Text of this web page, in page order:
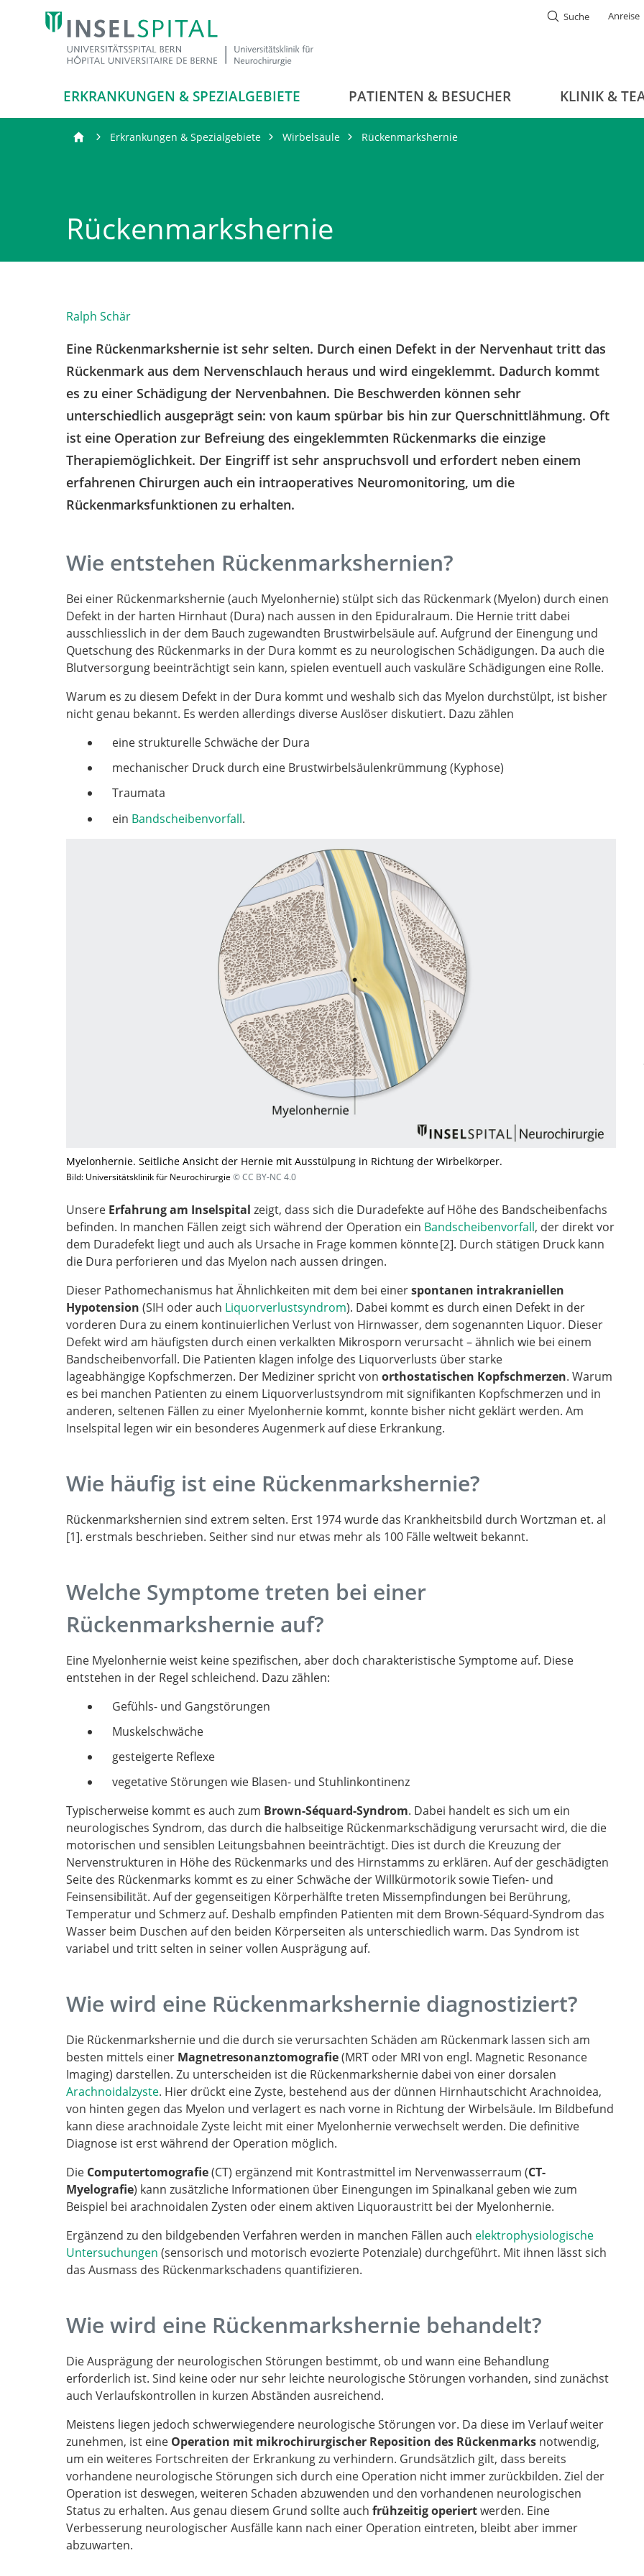
Suche Anreise
ERKRANKUNGEN & SPEZIALGEBIETE PATIENTEN & BESUCHER KLINIK &
Erkrankungen & Spezialgebiete Wirbelsäule Rückenmarkshernie
Rückenmarkshernie
Ralph Schär
Eine Rückenmarkshernie ist sehr selten. Durch einen Defekt in der Nervenhaut tritt das
Rückenmark aus dem Nervenschlauch heraus und wird eingeklemmt. Dadurch kommt
es zu einer Schädigung der Nervenbahnen. Die Beschwerden können sehr
unterschiedlich ausgeprägt sein: von kaum spürbar bis hin zur Querschnittlähmung. Oft
ist eine Operation zur Befreiung des eingeklemmten Rückenmarks die einzige
Therapiemöglichkeit. Der Eingriff ist sehr anspruchsvoll und erfordert neben einem
erfahrenen Chirurgen auch ein intraoperatives Neuromonitoring, um die
Rückenmarksfunktionen zu erhalten.
Wie entstehen Rückenmarkshernien?
Bei einer Rückenmarkshernie (auch Myelonhernie) stülpt sich das Rückenmark (Myelon) durch einen
Defekt in der harten Hirnhaut (Dura) nach aussen in den Epiduralraum. Die Hernie tritt dabei
ausschliesslich in der dem Bauch zugewandten Brustwirbelsäule auf. Aufgrund der Einengung und
Quetschung des Rückenmarks in der Dura kommt es zu neurologischen Schädigungen. Da auch die
Blutversorgung beeinträchtigt sein kann, spielen eventuell auch vaskuläre Schädigungen eine Rolle.
Warum es zu diesem Defekt in der Dura kommt und weshalb sich das Myelon durchstülpt, ist bisher
nicht genau bekannt. Es werden allerdings diverse Auslöser diskutiert. Dazu zählen
eine strukturelle Schwäche der Dura
mechanischer Druck durch eine Brustwirbelsäulenkrümmung (Kyphose)
Traumata
ein Bandscheibenvorfall.
Myelonhernie. Seitliche Ansicht der Hernie mit Ausstülpung in Richtung der Wirbelkörper.
Bild: Universitätsklinik für Neurochirurgie © CC BY-NC 4.0
Unsere Erfahrung am Inselspital zeigt, dass sich die Duradefekte auf Höhe des Bandscheibenfachs
befinden. In manchen Fällen zeigt sich während der Operation ein Bandscheibenvorfall, der direkt vor
dem Duradefekt liegt und auch als Ursache in Frage kommen könnte 2
Disc herniation, occult on preoperative imaging but
visualized microsurgically, as the cause of idiopathic
thoracic spinal cord herniation.
. Durch stätigen Druck kann
die Dura perforieren und das Myelon nach aussen dringen.
Dieser Pathomechanismus hat Ähnlichkeiten mit dem bei einerspontanen intrakraniellen
Hypotension (SIH oder auch Liquorverlustsyndrom). Dabei kommt es durch einen Defekt in der
vorderen Dura zu einem kontinuierlichen Verlust von Hirnwasser, dem sogenannten Liquor. Dieser
Defekt wird am häufigsten durch einen verkalkten Mikrosporn verursacht – ähnlich wie bei einem
Bandscheibenvorfall. Die Patienten klagen infolge des Liquorverlusts über starke
lageabhängige Kopfschmerzen. Der Mediziner spricht von orthostatischen Kopfschmerzen. Warum
es bei manchen Patienten zu einem Liquorverlustsyndrom mit signifikanten Kopfschmerzen und in
anderen, seltenen Fällen zu einer Myelonhernie kommt, konnte bisher nicht geklärt werden. Am
Inselspital legen wir ein besonderes Augenmerk auf diese Erkrankung.
Wie häufig ist eine Rückenmarkshernie?
Rückenmarkshernien sind extrem selten. Erst 1974 wurde das Krankheitsbild durch Wortzman et. al
1
Spontaneous incarcerated herniation of
the spinal cord into a vertebral body: A unique cause
of paraplegia: Case report.
. erstmals beschrieben. Seither sind nur etwas mehr als 100 Fälle weltweit bekannt.
Welche Symptome treten bei einer
Rückenmarkshernie auf?
Eine Myelonhernie weist keine spezifischen, aber doch charakteristische Symptome auf. Diese
entstehen in der Regel schleichend. Dazu zählen:
Gefühls- und Gangstörungen
Muskelschwäche
gesteigerte Reflexe
vegetative Störungen wie Blasen- und Stuhlinkontinenz
Typischerweise kommt es auch zum Brown-Séquard-Syndrom. Dabei handelt es sich um ein
neurologisches Syndrom, das durch die halbseitige Rückenmarkschädigung verursacht wird, die die
motorischen und sensiblen Leitungsbahnen beeinträchtigt. Dies ist durch die Kreuzung der
Nervenstrukturen in Höhe des Rückenmarks und des Hirnstamms zu erklären. Auf der geschädigten
Seite des Rückenmarks kommt es zu einer Schwäche der Willkürmotorik sowie Tiefen- und
Feinsensibilität. Auf der gegenseitigen Körperhälfte treten Missempfindungen bei Berührung,
Temperatur und Schmerz auf. Deshalb empfinden Patienten mit dem Brown-Séquard-Syndrom das
Wasser beim Duschen auf den beiden Körperseiten als unterschiedlich warm. Das Syndrom ist
variabel und tritt selten in seiner vollen Ausprägung auf.
Wie wird eine Rückenmarkshernie diagnostiziert?
Die Rückenmarkshernie und die durch sie verursachten Schäden am Rückenmark lassen sich am
besten mittels einer Magnetresonanztomografie(MRT oder MRI von engl. Magnetic Resonance
Imaging) darstellen. Zu unterscheiden ist die Rückenmarkshernie dabei von einer dorsalen
Arachnoidalzyste. Hier drückt eine Zyste, bestehend aus der dünnen Hirnhautschicht Arachnoidea,
von hinten gegen das Myelon und verlagert es nach vorne in Richtung der Wirbelsäule. Im Bildbefund
kann diese arachnoidale Zyste leicht mit einer Myelonhernie verwechselt werden. Die definitive
Diagnose ist erst während der Operation möglich.
Die Computertomografie(CT) ergänzend mit Kontrastmittel im Nervenwasserraum (CT-
Myelografie) kann zusätzliche Informationen über Einengungen im Spinalkanal geben wie zum
Beispiel bei arachnoidalen Zysten oder einem aktiven Liquoraustritt bei der Myelonhernie.
Ergänzend zu den bildgebenden Verfahren werden in manchen Fällen auch elektrophysiologische
Untersuchungen (sensorisch und motorisch evozierte Potenziale) durchgeführt. Mit ihnen lässt sich
das Ausmass des Rückenmarkschadens quantifizieren.
Wie wird eine Rückenmarkshernie behandelt?
Die Ausprägung der neurologischen Störungen bestimmt, ob und wann eine Behandlung
erforderlich ist. Sind keine oder nur sehr leichte neurologische Störungen vorhanden, sind zunächst
auch Verlaufskontrollen in kurzen Abständen ausreichend.
Meistens liegen jedoch schwerwiegendere neurologische Störungen vor. Da diese im Verlauf weiter
zunehmen, ist eine Operation mit mikrochirurgischer Reposition des Rückenmarks notwendig,
um ein weiteres Fortschreiten der Erkrankung zu verhindern. Grundsätzlich gilt, dass bereits
vorhandene neurologische Störungen sich durch eine Operation nicht immer zurückbilden. Ziel der
Operation ist deswegen, weiteren Schaden abzuwenden und den vorhandenen neurologischen
Status zu erhalten. Aus genau diesem Grund sollte auch frühzeitig operiertwerden. Eine
Verbesserung neurologischer Ausfälle kann nach einer Operation eintreten, bleibt aber immer
abzuwarten.